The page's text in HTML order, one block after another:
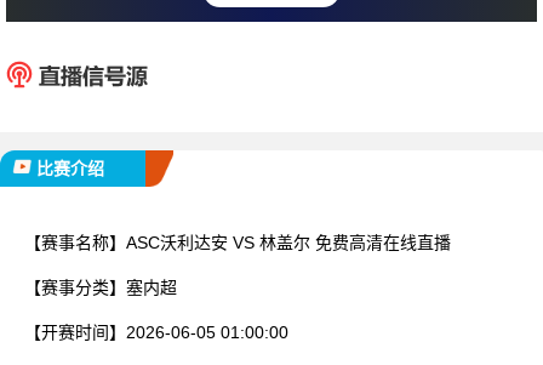
0 : 0
比赛介绍
【赛事名称】 ASC沃利达安 VS 林盖尔 免费高清在线直播
【赛事分类】 塞内超
【开赛时间】 2026-06-05 01:00:00